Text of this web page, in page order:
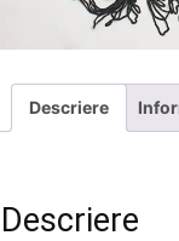
Descriere
Descriere